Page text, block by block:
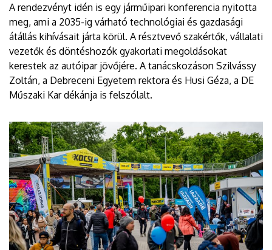
A rendezvényt idén is egy járműipari konferencia nyitotta
meg, ami a 2035-ig várható technológiai és gazdasági
átállás kihívásait járta körül. A résztvevő szakértők, vállalati
vezetők és döntéshozók gyakorlati megoldásokat
kerestek az autóipar jövőjére. A tanácskozáson Szilvássy
Zoltán, a Debreceni Egyetem rektora és Husi Géza, a DE
Műszaki Kar dékánja is felszólalt.